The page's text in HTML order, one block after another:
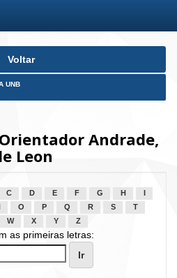
Voltar
UNB
Andrade,
Leon
C D E F G H
O P Q R S
T
W X Y Z
as primeiras letras: